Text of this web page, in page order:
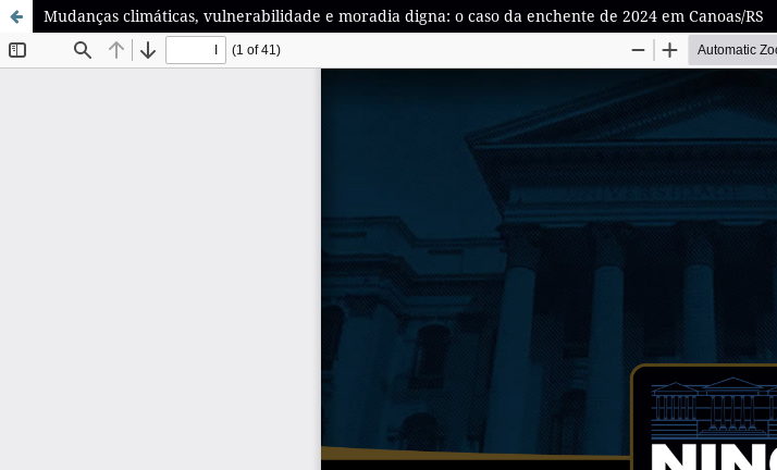
Mudanças climáticas, vulnerabilidade e moradia digna: o caso da enchente de 2024 em Canoas/RS